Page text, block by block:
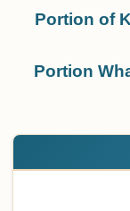
Portion of
Portion